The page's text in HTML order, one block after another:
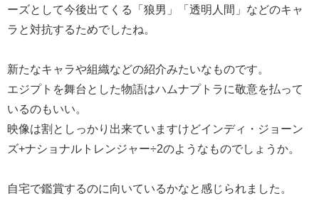
ーズとして今後出てくる「狼男」「透明人間」などのキャ
ラと対抗するためでしたね。
新たなキャラや組織などの紹介みたいなものです。
エジプトを舞台とした物語はハムナプトラに敬意を払って
いるのもいい。
映像は割としっかり出来ていますけどインディ・ジョーン
ズ+ナショナルトレンジャー÷2のようなものでしょうか。
自宅で鑑賞するのに向いているかなと感じられました。